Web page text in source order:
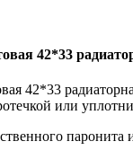
42*33
42*33
или
паронита